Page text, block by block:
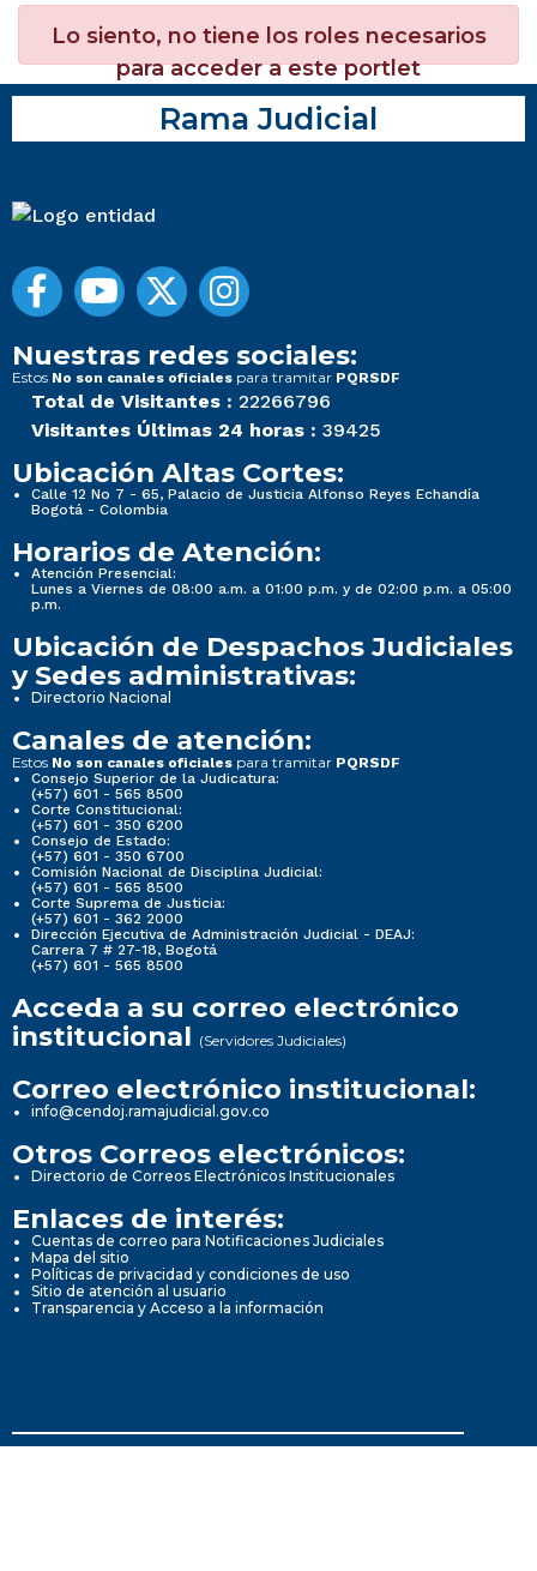
Lo siento, no tiene los roles necesarios
para acceder a este portlet
Rama Judicial
Nuestras redes sociales:
Estos No son canales oficiales para tramitar PQRSDF
Total de Visitantes : 22266796
Visitantes Últimas 24 horas : 39425
Ubicación Altas Cortes:
Calle 12 No 7 - 65, Palacio de Justicia Alfonso Reyes Echandía
Bogotá - Colombia
Horarios de Atención:
Atención Presencial:
Lunes a Viernes de 08:00 a.m. a 01:00 p.m. y de 02:00 p.m. a 05:00
p.m.
Ubicación de Despachos Judiciales
y Sedes administrativas:
Directorio Nacional
Canales de atención:
Estos No son canales oficiales para tramitar PQRSDF
Consejo Superior de la Judicatura:
(+57) 601 - 565 8500
Corte Constitucional:
(+57) 601 - 350 6200
Consejo de Estado:
(+57) 601 - 350 6700
Comisión Nacional de Disciplina Judicial:
(+57) 601 - 565 8500
Corte Suprema de Justicia:
(+57) 601 - 362 2000
Dirección Ejecutiva de Administración Judicial - DEAJ:
Carrera 7 # 27-18, Bogotá
(+57) 601 - 565 8500
Acceda a su correo electrónico
institucional (Servidores Judiciales)
Correo electrónico institucional:
info@cendoj.ramajudicial.gov.co
Otros Correos electrónicos:
Directorio de Correos Electrónicos Institucionales
Enlaces de interés:
Cuentas de correo para Notificaciones Judiciales
Mapa del sitio
Políticas de privacidad y condiciones de uso
Sitio de atención al usuario
Transparencia y Acceso a la información